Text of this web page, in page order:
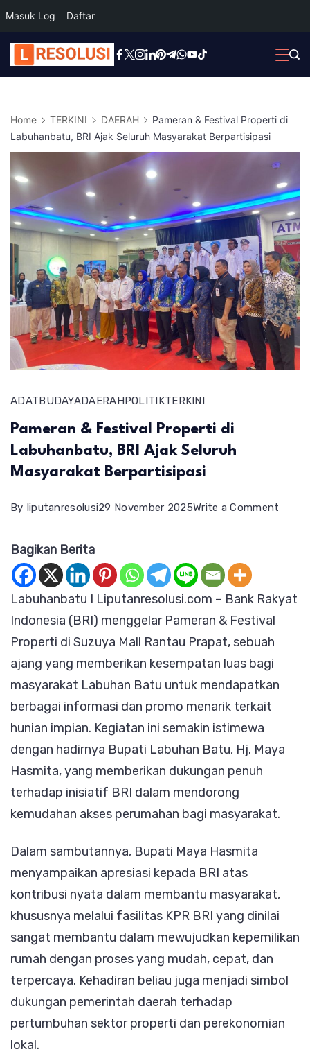
Masuk Log Daftar
Skip
to
Home TERKINI DAERAH
Pameran & Festival Properti di
Labuhanbatu, BRI Ajak Seluruh Masyarakat Berpartisipasi
ADATBUDAYADAERAHPOLITIKTERKINI
Pameran & Festival Properti di
Labuhanbatu, BRI Ajak Seluruh
Masyarakat Berpartisipasi
By liputanresolusi29 November 2025Write a Comment
Bagikan Berita
Labuhanbatu I Liputanresolusi.com – Bank Rakyat
Indonesia (BRI) menggelar Pameran & Festival
Properti di Suzuya Mall Rantau Prapat, sebuah
ajang yang memberikan kesempatan luas bagi
masyarakat Labuhan Batu untuk mendapatkan
berbagai informasi dan promo menarik terkait
hunian impian. Kegiatan ini semakin istimewa
dengan hadirnya Bupati Labuhan Batu, Hj. Maya
Hasmita, yang memberikan dukungan penuh
terhadap inisiatif BRI dalam mendorong
kemudahan akses perumahan bagi masyarakat.
Dalam sambutannya, Bupati Maya Hasmita
menyampaikan apresiasi kepada BRI atas
kontribusi nyata dalam membantu masyarakat,
khususnya melalui fasilitas KPR BRI yang dinilai
sangat membantu dalam mewujudkan kepemilikan
rumah dengan proses yang mudah, cepat, dan
terpercaya. Kehadiran beliau juga menjadi simbol
dukungan pemerintah daerah terhadap
pertumbuhan sektor properti dan perekonomian
lokal.